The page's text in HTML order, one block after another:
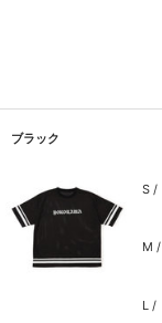
ブラック
S /
M /
L /